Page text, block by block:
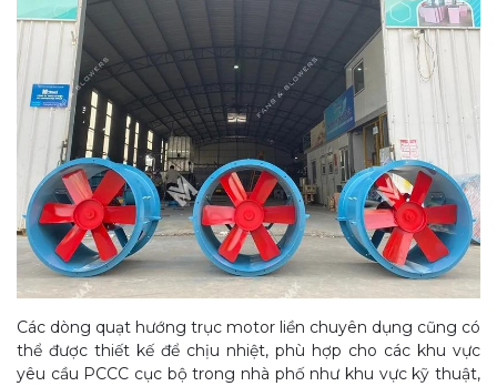
Các dòng quạt hướng trục motor liền chuyên dụng cũng có
thể được thiết kế để chịu nhiệt, phù hợp cho các khu vực
yêu cầu PCCC cục bộ trong nhà phố như khu vực kỹ thuật,